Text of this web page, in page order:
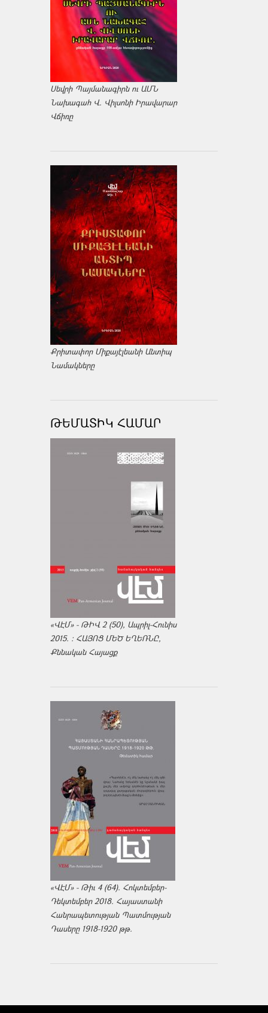
Սեվրի Պայմանագիրն ու ԱՄՆ
Նախագահ Վ. Վիլսոնի Իրավարար
Վճիռը
Քրիտափոր Միքայէլեանի Անտիպ
Նամակները
ԹԵՄԱՏԻԿ ՀԱՄԱՐ
«ՎԷՄ» - ԹԻՎ 2 (50), Ապրիլ-Հունիս
2015. : ՀԱՅՈՑ ՄԵԾ ԵՂԵՌՆԸ,
Քննական Հայացք
«ՎԷՄ» - Թիւ 4 (64). Հոկտեմբեր-
Դեկտեմբեր 2018. Հայաստանի
Հանրապետության Պատմության
Դասերը 1918-1920 թթ.